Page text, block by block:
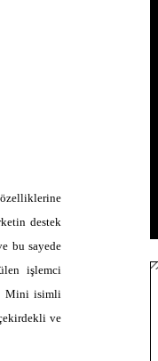
destek
bu sayede
işlemci
Mini isimli
ve